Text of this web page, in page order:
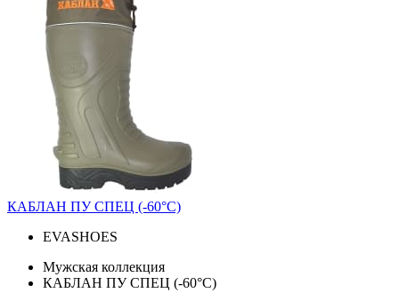
КАБЛАН ПУ СПЕЦ (-60°С)
EVASHOES
Мужская коллекция
КАБЛАН ПУ СПЕЦ (-60°С)